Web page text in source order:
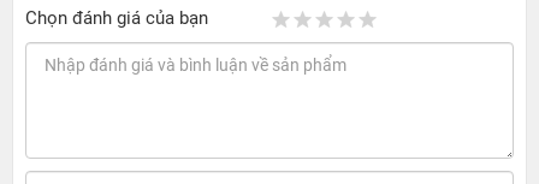
Chọn đánh giá của bạn